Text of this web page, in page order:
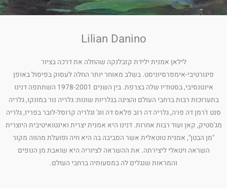
Lilian Danino
לילאן אמנית ילידת קזבלנקה שהחלה את דרכה בציור
פיגורטיבי-אימפרסיוניסט. בשלב מאוחר יותר החלה לעסוק בפיסול באופן
אינטנסיבי, בסטודיו שלה בצרפת. בין השנים 1978-2001 השתתפה דנינו
בתערוכות רבות ברחבי העולם והציגה בגלריות שונות: גלריה נור במונקו, גלריה
סנט ז'רמן דה פרה, גלריה דה רוב פלאס דה ווג' וגלריה קרוסל-לובר בפריז, גלריה
מג'סטיק, קאן ועוד רבות אחרות. דנינו היא אמנית יצרית ואינטואיטיבית היוצרית
"מן הבטן", אמנית טוטאלית אשר הסביבה בה היא חיה ופועלת מהווה מקור
השראה ויטאלי ליצירתה. את ההשראה לציוריה היא שואבת מן הנופים
והמראות שנגלים לה במסעותיה ברחבי העולם.